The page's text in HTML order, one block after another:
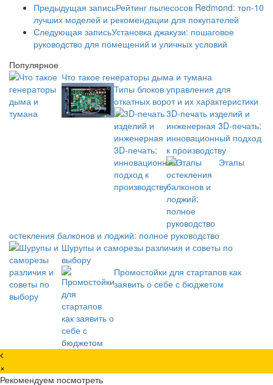
Предыдущая записьРейтинг пылесосов Redmond: топ-10
лучших моделей и рекомендации для покупателей
Следующая записьУстановка джакузи: пошаговое
руководство для помещений и уличных условий
Популярное
Что такое генераторы дыма и тумана
Типы блоков управления для
откатных ворот и их характеристики
3D-печать изделий и
инженерная 3D-печать:
инновационный подход
к производству
Этапы
остекления балконов и лоджий: полное руководство
Шурупы и саморезы различия и советы по
выбору
Промостойки для стартапов как
заявить о себе с бюджетом
×
Рекомендуем посмотреть